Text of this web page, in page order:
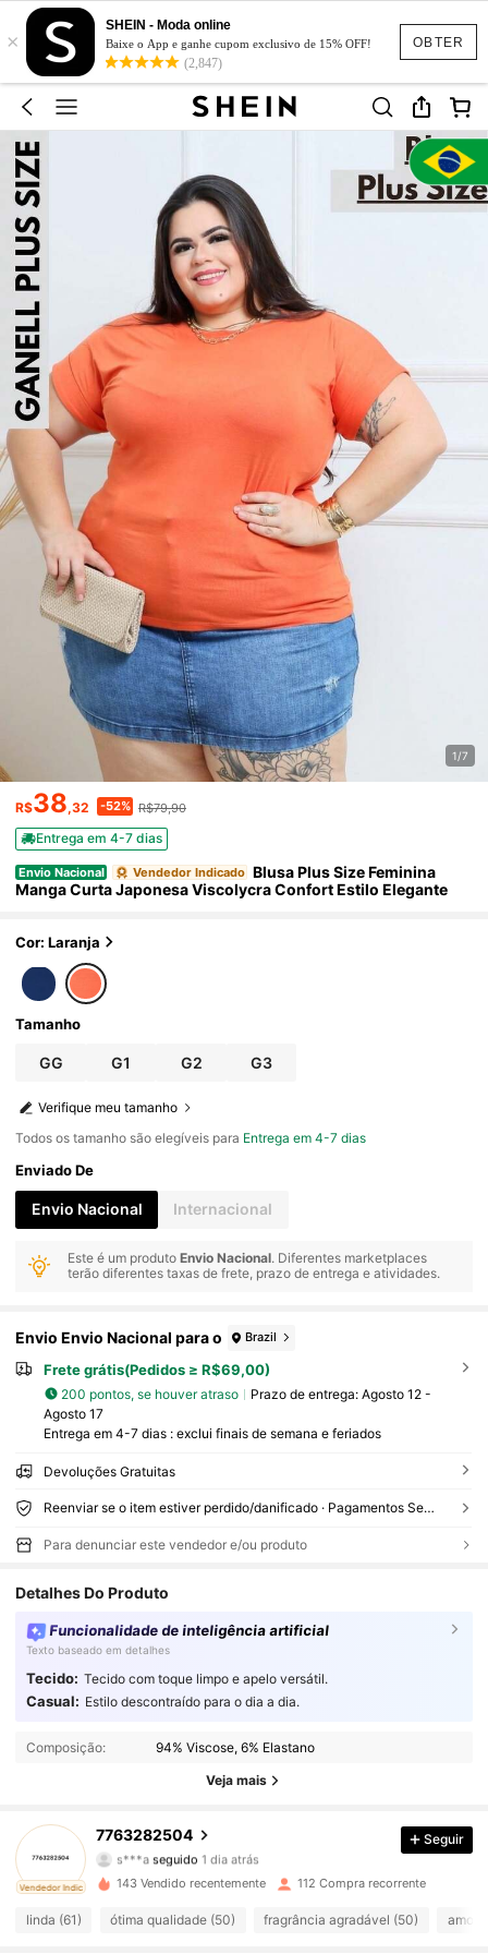
OBTER
×
SHEIN - Moda online
Baixe o App e ganhe cupom exclusivo de 15% OFF!
(2,847)
1/7
R$38,32 -52% R$79,90
Entrega em 4-7 dias
Envio Nacional Vendedor Indicado Blusa Plus Size Feminina
Manga Curta Japonesa Viscolycra Confort Estilo Elegante
Cor: Laranja
Tamanho
GG G1 G2 G3
Verifique meu tamanho
Todos os tamanho são elegíveis para Entrega em 4-7 dias
Enviado De
Envio Nacional Internacional
Este é um produtoEnvio Nacional. Diferentes marketplaces
terão diferentes taxas de frete, prazo de entrega e atividades.
Envio Envio Nacional para o Brazil
Frete grátis(Pedidos ≥ R$69,00)
200 pontos, se houver atraso Prazo de entrega: Agosto 12 -
Agosto 17
Entrega em 4-7 dias : exclui finais de semana e feriados
Devoluções Gratuitas
Reenviar se o item estiver perdido/danificado · Pagamentos Seguros · Proteção de privacidade
Para denunciar este vendedor e/ou produto
Detalhes Do Produto
Funcionalidade de inteligência artificial
Texto baseado em detalhes
Tecido: Tecido com toque limpo e apelo versátil.
Casual: Estilo descontraído para o dia a dia.
Composição: 94% Viscose, 6% Elastano
Veja mais
Vendedor Indicado
7763282504
4,89 123 Seguidores
123 Seguidores
s***aseguido1 dia atrás
4,89
123 Seguidores
4,89 123 Seguidores
Seguir
143 Vendido recentemente 112 Compra recorrente
linda (61) ótima qualidade (50) fragrância agradável (50) amor